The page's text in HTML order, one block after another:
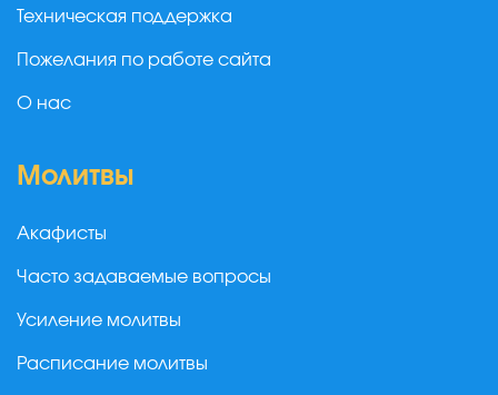
Техническая поддержка
Пожелания по работе сайта
О нас
Молитвы
Акафисты
Часто задаваемые вопросы
Усиление молитвы
Расписание молитвы